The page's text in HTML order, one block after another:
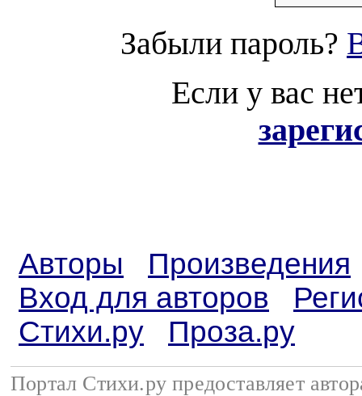
Забыли пароль?
Если у вас
Авторы
Произведения
Вход для авторов
Стихи.ру
Проза.ру
Портал Стихи.ру предоставляет